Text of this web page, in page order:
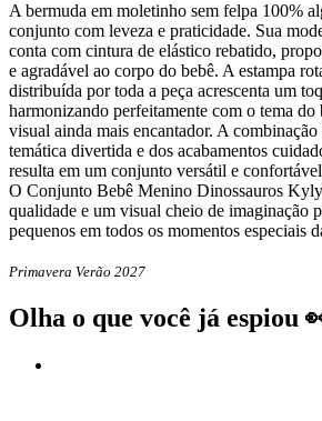
A bermuda em moletinho sem felpa 100%
conjunto com leveza e praticidade. Sua
conta com cintura de elástico rebatido,
e agradável ao corpo do bebê. A estampa
distribuída por toda a peça acrescenta um
harmonizando perfeitamente com o tema
visual ainda mais encantador. A
temática divertida e dos acabamentos
resulta em um conjunto versátil e
O Conjunto Bebê Menino Dinossauros
qualidade e um visual cheio de imaginação
pequenos em todos os momentos especiais
Primavera Verão 2027
Olha o que você já espiou